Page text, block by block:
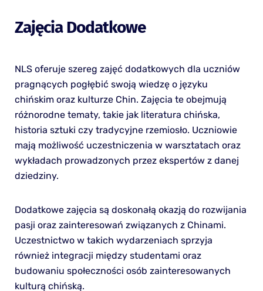
Zajęcia Dodatkowe
NLS oferuje szereg zajęć dodatkowych dla uczniów
pragnących pogłębić swoją wiedzę o języku
chińskim oraz kulturze Chin. Zajęcia te obejmują
różnorodne tematy, takie jak literatura chińska,
historia sztuki czy tradycyjne rzemiosło. Uczniowie
mają możliwość uczestniczenia w warsztatach oraz
wykładach prowadzonych przez ekspertów z danej
dziedziny.
Dodatkowe zajęcia są doskonałą okazją do rozwijania
pasji oraz zainteresowań związanych z Chinami.
Uczestnictwo w takich wydarzeniach sprzyja
również integracji między studentami oraz
budowaniu społeczności osób zainteresowanych
kulturą chińską.